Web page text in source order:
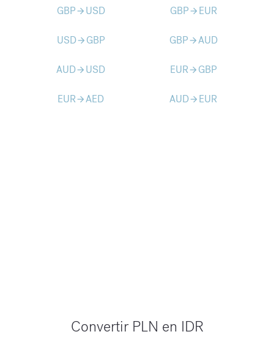
GBParrow_forward USD GBParrow_forward EUR
USDarrow_forward GBP GBParrow_forwardAUD
AUDarrow_forward USD EURarrow_forward GBP
EURarrow_forwardAED AUDarrow_forward EUR
Convertir PLN en IDR